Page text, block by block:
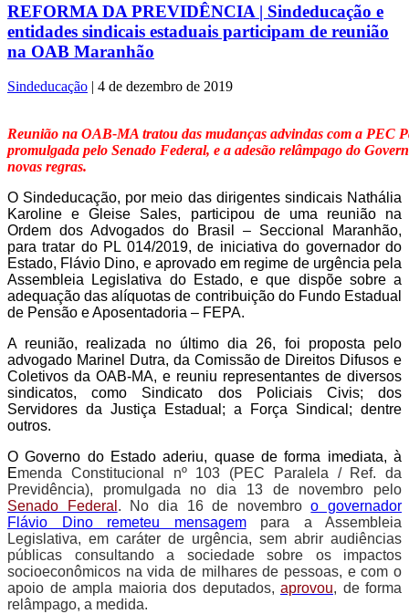
REFORMA DA PREVIDÊNCIA | Sindeducação e
entidades sindicais estaduais participam de reunião
na OAB Maranhão
Sindeducação | 4 de dezembro de 2019
Reunião na OAB-MA tratou das mudanças advindas com a PEC
promulgada pelo Senado Federal, e a adesão relâmpago do
novas regras.
O Sindeducação, por meio das dirigentes sindicais Nathália
Karoline e Gleise Sales, participou de uma reunião na
Ordem dos Advogados do Brasil – Seccional Maranhão,
para tratar do PL 014/2019, de iniciativa do governador do
Estado, Flávio Dino, e aprovado em regime de urgência pela
Assembleia Legislativa do Estado, e que dispõe sobre a
adequação das alíquotas de contribuição do Fundo Estadual
de Pensão e Aposentadoria – FEPA.
A reunião, realizada no último dia 26, foi proposta pelo
advogado Marinel Dutra, da Comissão de Direitos Difusos e
Coletivos da OAB-MA, e reuniu representantes de diversos
sindicatos, como Sindicato dos Policiais Civis; dos
Servidores da Justiça Estadual; a Força Sindical; dentre
outros.
O Governo do Estado aderiu, quase de forma imediata, à
Emenda Constitucional nº 103 (PEC Paralela / Ref. da
Previdência), promulgada no dia 13 de novembro pelo
Senado Federal . No dia 16 de novembroo governador
Flávio Dino remeteu mensagem
para a Assembleia
Legislativa, em caráter de urgência, sem abrir audiências
públicas consultando a sociedade sobre os impactos
socioeconômicos na vida de milhares de pessoas, e com o
apoio de ampla maioria dos deputados, aprovou, de forma
relâmpago, a medida.